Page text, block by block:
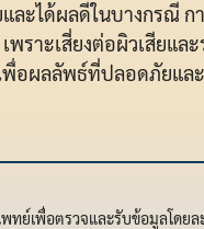
ะได้ผลดีในบางกรณี ก
ราะเสี่ยงต่อผิวเสียแล
พื่อผลลัพธ์ที่ปลอดภัยแล
ย์เพื่อตรวจและรับข้อมูลโดยล